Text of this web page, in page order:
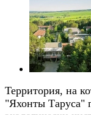
Территория, на
"Яхонты Таруса"